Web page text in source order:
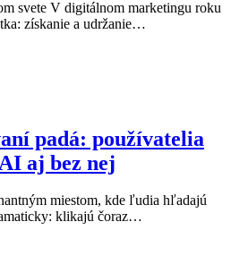
svete V digitálnom marketingu roku
získanie a udržanie…
padá: používatelia
aj bez nej
miestom, kde ľudia hľadajú
klikajú čoraz…